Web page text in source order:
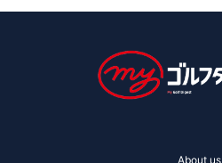
About us